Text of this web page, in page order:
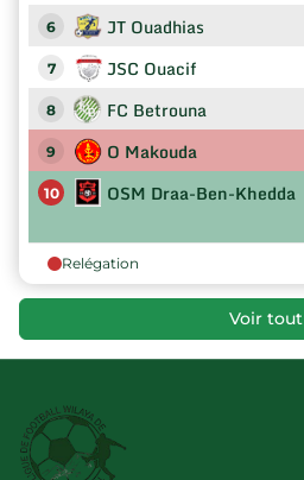
6 JT Ouadhias
7 JSC Ouacif
8 FC Betrouna
9 O Makouda
10 OSM Draa-Ben-Khedda
Relégation
Voir tout